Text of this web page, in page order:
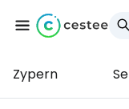
Zypern